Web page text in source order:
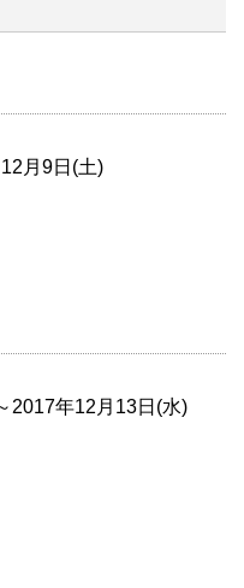
月9日(土)
2017年12月13日(水)